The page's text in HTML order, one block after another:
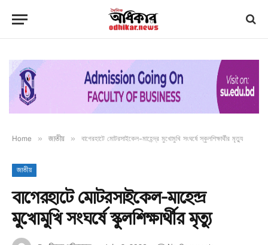
Home » জাতীয় » বাগেরহাটে মোটরসাইকেল-মাহেন্দ্র মুখোমুখি সংঘর্ষে স্কুলশিক্ষার্থীর মৃত্যু
জাতীয়
বাগেরহাটে মোটরসাইকেল-মাহেন্দ্র
মুখোমুখি সংঘর্ষে স্কুলশিক্ষার্থীর মৃত্যু